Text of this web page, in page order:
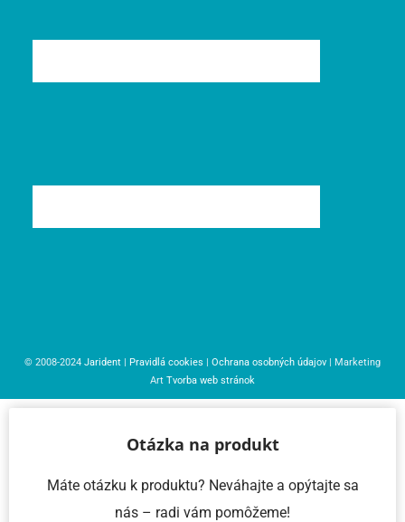
© 2008-2024 Jarident | Pravidlá cookies | Ochrana osobných údajov | Marketing
Art Tvorba web stránok
Otázka na produkt
Máte otázku k produktu? Neváhajte a opýtajte sa
nás – radi vám pomôžeme!